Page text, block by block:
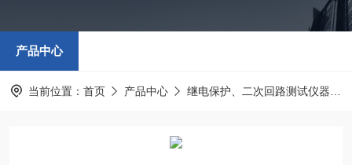
产品中心
当前位置： 首页 产品中心 继电保护、二次回路测试仪器